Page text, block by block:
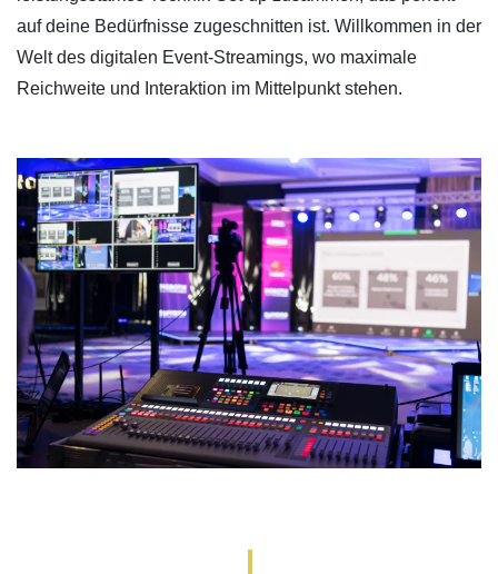
auf deine Bedürfnisse zugeschnitten ist. Willkommen in der
Welt des digitalen Event-Streamings, wo maximale
Reichweite und Interaktion im Mittelpunkt stehen.